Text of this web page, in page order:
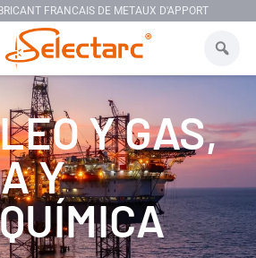
FRANCAIS DE METAUX D'APPORT
Y GAS,
Y